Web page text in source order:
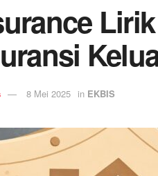
8 Mei 2025 in EKBIS